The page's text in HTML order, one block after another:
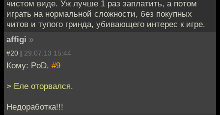
чистом виде. Уж лучше 1 раз заплатить, а потом
играть на нормальной сложности, без покупных
читов и тупого гринда, убивающего интерес к игре.
affigi »
#20 | 29.07.13 15:44
Кому: PoD, #9
> Еле оторвался.
Недоработка!!!